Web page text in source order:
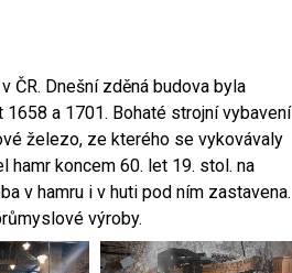
ČR. Dnešní zděná budova byla
a 1701. Bohaté strojní vybavení
železo, ze kterého se vykovávaly
koncem 60. let 19. stol. na
v hamru i v huti pod ním zastavena.
výroby.